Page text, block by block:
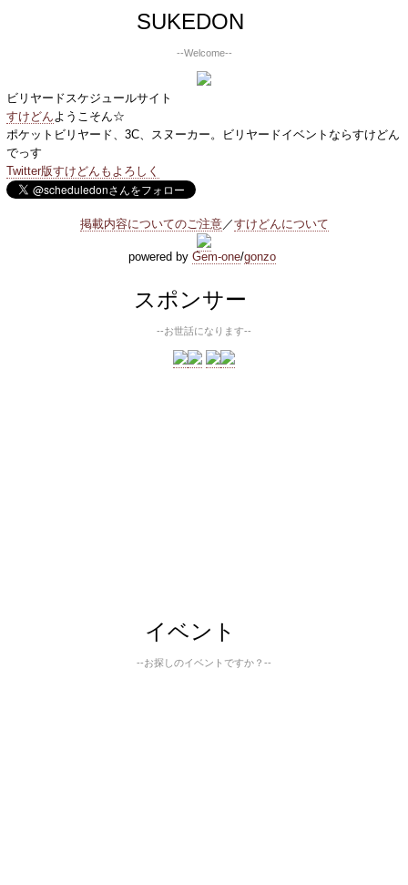
SUKEDON
--Welcome--
ビリヤードスケジュールサイト
すけどんようこそん☆
ポケットビリヤード、3C、スヌーカー。ビリヤードイベントならすけどん
でっす
Twitter版すけどんもよろしく
掲載内容についてのご注意／すけどんについて
powered by Gem-one/gonzo
スポンサー
--お世話になります--
イベント
--お探しのイベントですか？--